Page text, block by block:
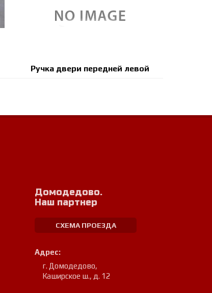
Ручка двери передней левой
Домодедово.
Наш партнер
СХЕМА ПРОЕЗДА
Адрес:
г. Домодедово,
Каширское ш., д. 12